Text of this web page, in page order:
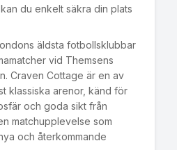
du enkelt säkra din plats
äldsta fotbollsklubbar
vid Themsens
Craven Cottage är en av
klassiska arenor, känd för
och goda sikt från
matchupplevelse som
och återkommande